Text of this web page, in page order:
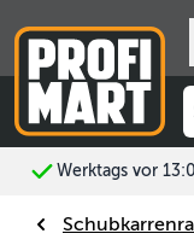
Werktags vor